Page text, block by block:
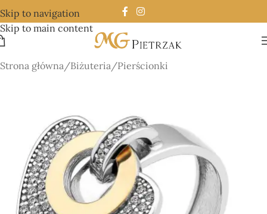
Skip to navigation
Skip to main content
Strona główna/Biżuteria/Pierścionki